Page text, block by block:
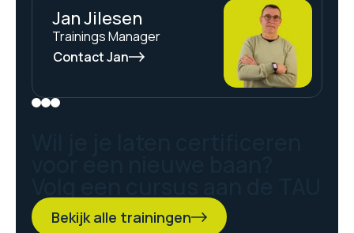
Jan Jilesen
Trainings Manager
Contact Jan
Bekijk alle trainingen